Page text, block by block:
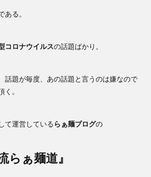
ある。
コロナウイルスの話題ばかり。
話題が毎度、あの話題と言うのは嫌なので
。
て運営している らぁ麺ブログの
らぁ麺道』